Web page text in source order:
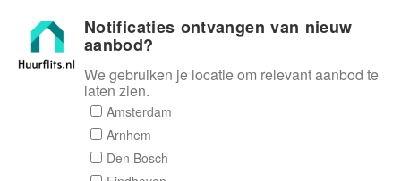
Huurflits
Reactieformulier
Huurflits
Notificaties ontvangen van nieuw
aanbod?
We gebruiken je locatie om relevant aanbod te
laten zien.
Amsterdam
Arnhem
Den Bosch